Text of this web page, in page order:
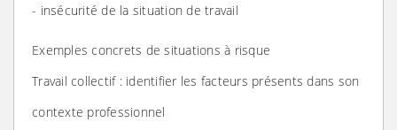
- insécurité de la situation de travail
Exemples concrets de situations à risque
Travail collectif : identifier les facteurs présents dans son
contexte professionnel